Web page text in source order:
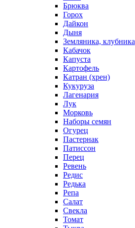
Брюква
Горох
Дайкон
Дыня
Земляника, клубника
Кабачок
Капуста
Картофель
Катран (хрен)
Кукуруза
Лагенария
Лук
Морковь
Наборы семян
Огурец
Пастернак
Патиссон
Перец
Ревень
Редис
Редька
Репа
Салат
Свекла
Томат